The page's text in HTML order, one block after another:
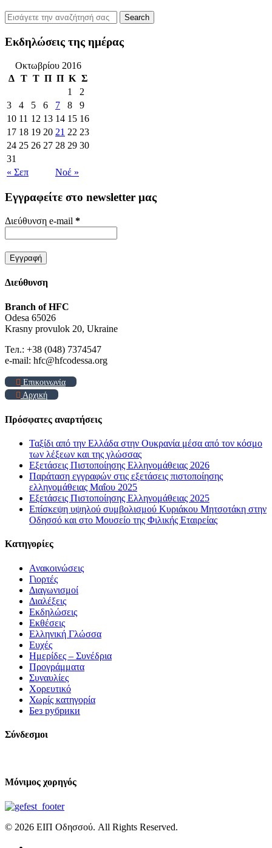
Εκδηλώσεις της ημέρας
Οκτωβρίου 2016
Δ Τ Τ Π Π Κ Σ
« Σεπ Νοέ »
1
2
3
4 5 6 7 8
9
10 11 12 13 14 15 16
17 18 19 20 21 22 23
24 25 26 27 28 29 30
31
Εγγραφείτε στο newsletter μας
Διεύθυνση e-mail *
Διεύθυνση
Branch of HFC
Odesa 65026
Krasny provulok 20, Ukraine
Тел.: +38 (048) 7374547
e-mail: hfc@hfcodessa.org
Επικοινωνία
Αρχική
Πρόσφατες αναρτήσεις
Ταξίδι από την Ελλάδα στην Ουκρανία μέσα από τον κόσμο
των λέξεων και της γλώσσας
Εξετάσεις Πιστοποίησης Ελληνομάθειας 2026
Παράταση εγγραφών στις εξετάσεις πιστοποίησης
ελληνομάθειας Μαΐου 2025
Εξετάσεις Πιστοποίησης Ελληνομάθειας 2025
Επίσκεψη υψηλού συμβολισμού Κυριάκου Μητσοτάκη στην
Οδησσό και στο Μουσείο της Φιλικής Εταιρείας
Kατηγορίες
Ανακοινώσεις
Γιορτές
Διαγωνισμοί
Διαλέξεις
Εκδηλώσεις
Εκθέσεις
Ελληνική Γλώσσα
Ευχές
Ημερίδες – Συνέδρια
Προγράμματα
Συναυλίες
Χορευτικό
Χωρίς κατηγορία
Без рубрики
Σύνδεσμοι
Μόνιμος χορηγός
© 2026 ΕΙΠ Οδησσού. All Rights Reserved.